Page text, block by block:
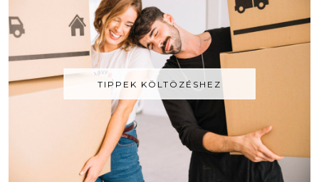
TIPPEK KÖLTÖZÉSHEZ